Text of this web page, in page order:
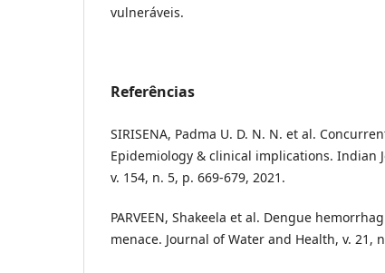
vulneráveis.
Referências
SIRISENA, Padma U. D. N. N. et al.
Epidemiology & clinical implications. Indian
v. 154, n. 5, p. 669-679, 2021.
PARVEEN, Shakeela et al. Dengue
menace. Journal of Water and Health, v. 21,